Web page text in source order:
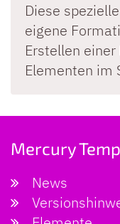
Diese
eigene
Erstellen
Elementen im
Mercury
News